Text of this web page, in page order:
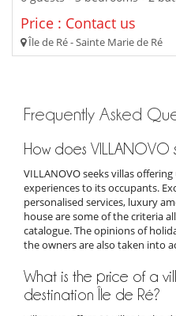
Price : Contact us
Île de Ré - Sainte Marie de Ré
Frequently Asked
How does VILLANOVO
VILLANOVO seeks villas
experiences to its occupants.
personalised services, luxury
house are some of the criteria
catalogue. The opinions of
the owners are also taken into
What is the price of a
destination Île de Ré?